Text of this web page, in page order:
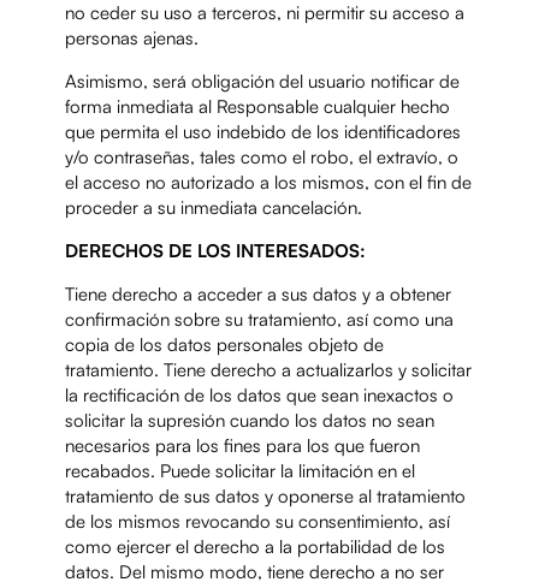
no ceder su uso a terceros, ni permitir su acceso a
personas ajenas.
Asimismo, será obligación del usuario notificar de
forma inmediata al Responsable cualquier hecho
que permita el uso indebido de los identificadores
y/o contraseñas, tales como el robo, el extravío, o
el acceso no autorizado a los mismos, con el fin de
proceder a su inmediata cancelación.
DERECHOS DE LOS INTERESADOS:
Tiene derecho a acceder a sus datos y a obtener
confirmación sobre su tratamiento, así como una
copia de los datos personales objeto de
tratamiento. Tiene derecho a actualizarlos y solicitar
la rectificación de los datos que sean inexactos o
solicitar la supresión cuando los datos no sean
necesarios para los fines para los que fueron
recabados. Puede solicitar la limitación en el
tratamiento de sus datos y oponerse al tratamiento
de los mismos revocando su consentimiento, así
como ejercer el derecho a la portabilidad de los
datos. Del mismo modo, tiene derecho a no ser